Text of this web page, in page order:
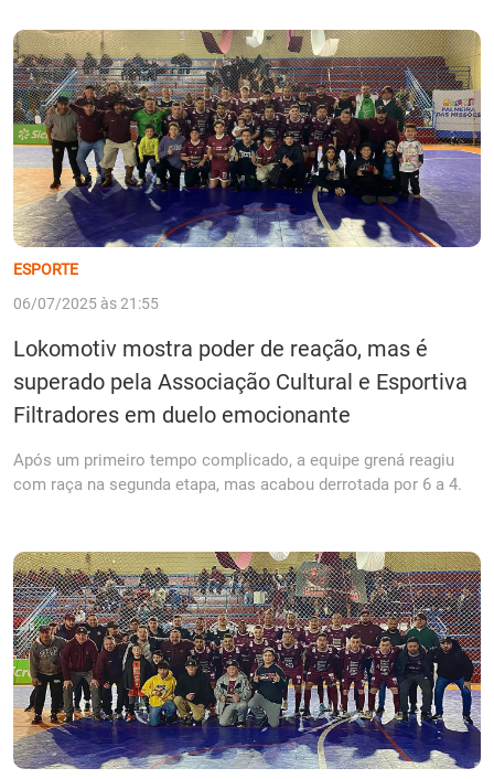
ESPORTE
06/07/2025 às 21:55
Lokomotiv mostra poder de reação, mas é
superado pela Associação Cultural e Esportiva
Filtradores em duelo emocionante
Após um primeiro tempo complicado, a equipe grená reagiu
com raça na segunda etapa, mas acabou derrotada por 6 a 4.